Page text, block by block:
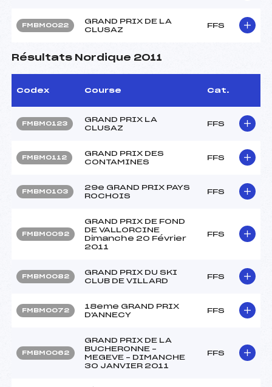
FMBM0022
GRAND PRIX DE LA
CLUSAZ
FFS
Résultats Nordique 2011
Codex Course Cat.
FMBM0123
GRAND PRIX LA
CLUSAZ
FFS
FMBM0112
GRAND PRIX DES
CONTAMINES
FFS
FMBM0103
29e GRAND PRIX PAYS
ROCHOIS
FFS
FMBM0092
GRAND PRIX DE FOND
DE VALLORCINE
Dimanche 20 Février
2011
FFS
FMBM0082
GRAND PRIX DU SKI
CLUB DE VILLARD
FFS
FMBM0072
18eme GRAND PRIX
D'ANNECY
FFS
FMBM0062
GRAND PRIX DE LA
BUCHERONNE –
MEGEVE – DIMANCHE
30 JANVIER 2011
FFS